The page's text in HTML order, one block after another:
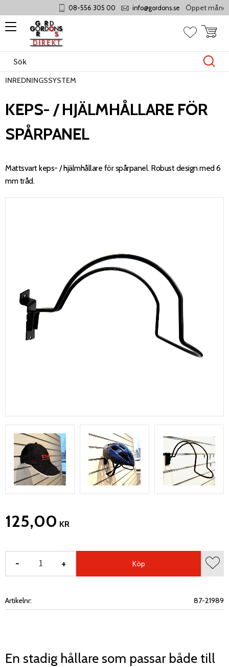
Meny
08-556 305 00 info@gordons.se Öppet måndag -
Favoriter
INREDNINGSSYSTEM
KEPS- / HJÄLMHÅLLARE FÖR
SPÅRPANEL
Mattsvart keps- / hjälmhållare för spårpanel. Robust design med 6
mm tråd.
125,00 KR
+
- Köp
Artikelnr 87-21989
En stadig hållare som passar både till